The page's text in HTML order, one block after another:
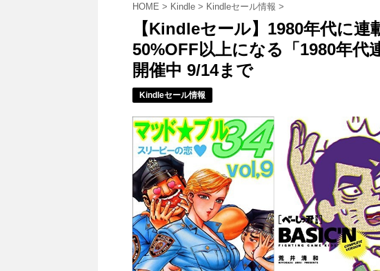
HOME > Kindle > Kindleセール情報 >
【Kindleセール】1980年代に
50%OFF以上になる「1980年代
開催中 9/14まで
Kindleセール情報